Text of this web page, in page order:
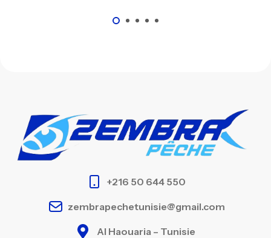
+216 50 644 550
zembrapechetunisie@gmail.com
Al Haouaria – Tunisie